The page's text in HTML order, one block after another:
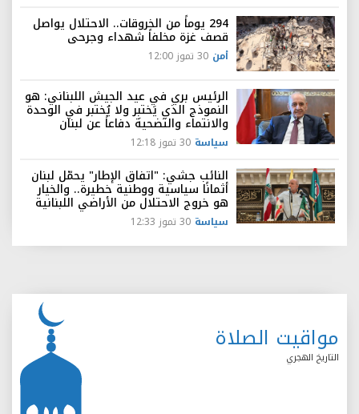
294 يوماً من الخروقات.. الاحتلال يواصل
قصف غزة مخلفاً شهداء وجرحى
أمن 30 تموز 12:00
الرئيس بري في عيد الجيش اللبناني: هو
النموذج الذي يَختبِر ولا يُختبر في الوحدة
والانتماء والتضحية دفاعاً عن لبنان
سياسة 30 تموز 12:18
النائب جشي: "اتفاق الإطار" يحمّل لبنان
أثمانًا سياسية ووطنية خطيرة.. والخيار
هو خروج الاحتلال من الأراضي اللبنانية
سياسة 30 تموز 12:33
مواقيت الصلاة
التاريخ الهجري